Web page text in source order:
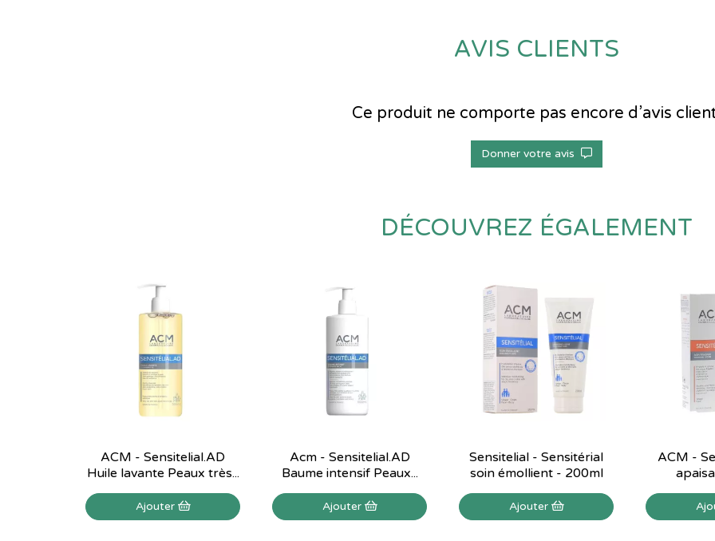
AVIS CLIENTS
Ce produit ne comporte pas encore d’avis
Donner votre avis
DÉCOUVREZ ÉGALEMENT
ACM - Sensitelial.AD
Huile lavante Peaux très...
Ajouter
Acm - Sensitelial.AD
Baume intensif Peaux...
Ajouter
Sensitelial - Sensitérial
soin émollient - 200ml
Ajouter
ACM -